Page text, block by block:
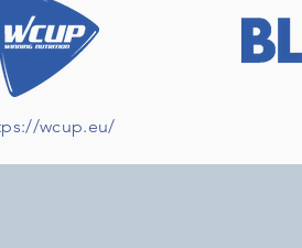
wcup.eu/